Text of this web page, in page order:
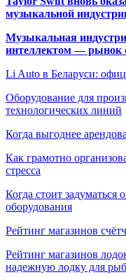
музыкальной
Музыкальная
интеллектом — рынок
Li Auto в Беларуси:
Оборудование для
технологических линий
Когда выгоднее
Как грамотно
стресса
Когда стоит
оборудования
Рейтинг магазинов
Рейтинг магазинов
надежную лодку для